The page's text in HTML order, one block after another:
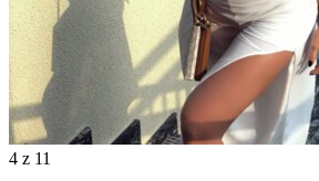
4 z 11